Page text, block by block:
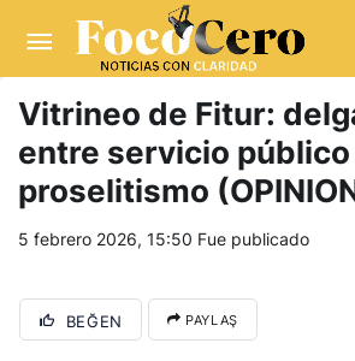
trwin giriş
masterbetting-palacebet1.com-
tlcasino giriş-betandyou-
skyloftsbet
Vitrineo de Fitur:
entre servicio público
proselitismo
5 febrero 2026, 15:50 Fue publicado
BEĞEN PAYLAŞ